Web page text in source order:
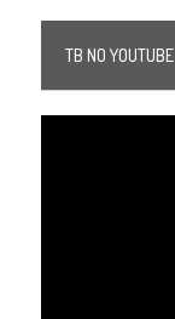
TB NO YOUTUBE